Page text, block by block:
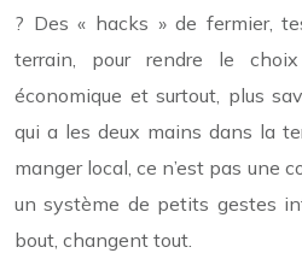
? Des « hacks » de fermier,
terrain, pour rendre le
économique et surtout, plus
qui a les deux mains dans la
manger local, ce n’est pas une
un système de petits gestes
bout, changent tout.